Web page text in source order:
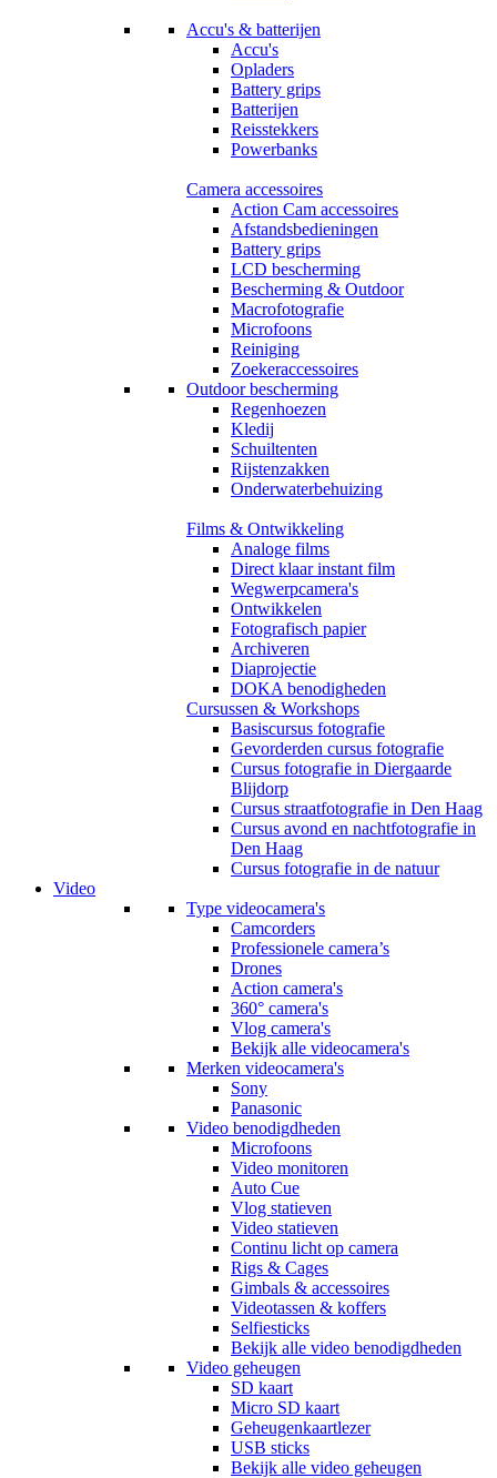
Accu's & batterijen
Accu's
Opladers
Battery grips
Batterijen
Reisstekkers
Powerbanks
Camera accessoires
Action Cam accessoires
Afstandsbedieningen
Battery grips
LCD bescherming
Bescherming & Outdoor
Macrofotografie
Microfoons
Reiniging
Zoekeraccessoires
Outdoor bescherming
Regenhoezen
Kledij
Schuiltenten
Rijstenzakken
Onderwaterbehuizing
Films & Ontwikkeling
Analoge films
Direct klaar instant film
Wegwerpcamera's
Ontwikkelen
Fotografisch papier
Archiveren
Diaprojectie
DOKA benodigheden
Cursussen & Workshops
Basiscursus fotografie
Gevorderden cursus fotografie
Cursus fotografie in Diergaarde
Blijdorp
Cursus straatfotografie in Den Haag
Cursus avond en nachtfotografie in
Den Haag
Cursus fotografie in de natuur
Video
Type videocamera's
Camcorders
Professionele camera’s
Drones
Action camera's
360° camera's
Vlog camera's
Bekijk alle videocamera's
Merken videocamera's
Sony
Panasonic
Video benodigdheden
Microfoons
Video monitoren
Auto Cue
Vlog statieven
Video statieven
Continu licht op camera
Rigs & Cages
Gimbals & accessoires
Videotassen & koffers
Selfiesticks
Bekijk alle video benodigdheden
Video geheugen
SD kaart
Micro SD kaart
Geheugenkaartlezer
USB sticks
Bekijk alle video geheugen